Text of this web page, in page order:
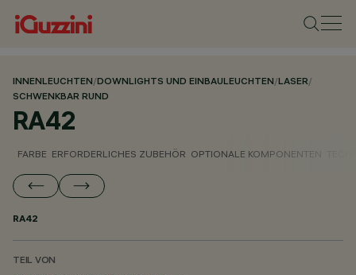
INNENLEUCHTEN/DOWNLIGHTS UND EINBAULEUCHTEN/LASER/
SCHWENKBAR RUND
RA42
FARBE ERFORDERLICHES ZUBEHÖR OPTIONALE KOMPONENTEN
RA42
TEIL VON